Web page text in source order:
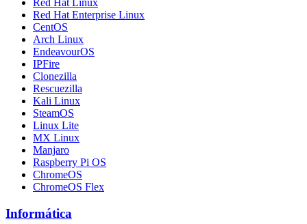
Red Hat Linux
Red Hat Enterprise Linux
CentOS
Arch Linux
EndeavourOS
IPFire
Clonezilla
Rescuezilla
Kali Linux
SteamOS
Linux Lite
MX Linux
Manjaro
Raspberry Pi OS
ChromeOS
ChromeOS Flex
Informática